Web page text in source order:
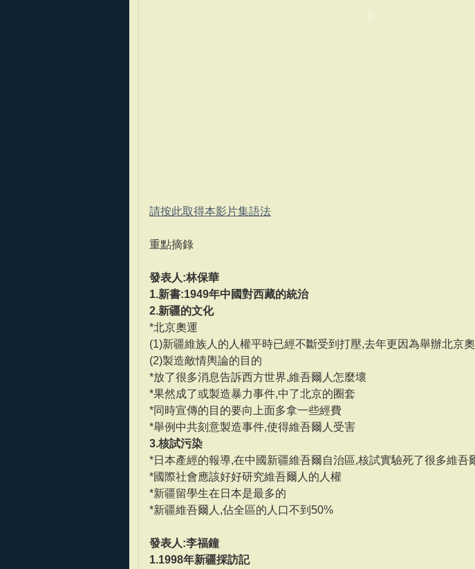
請按此取得本影片集語法
重點摘錄
發表人:林保華
1.新書:1949年中國對西藏的統治
2.新疆的文化
*北京奧運
(1)新疆維族人的人權平時已經不斷受到打壓,去年更因為舉辦北京
(2)製造敵情輿論的目的
*放了很多消息告訴西方世界,維吾爾人怎麼壞
*果然成了或製造暴力事件,中了北京的圈套
*同時宣傳的目的要向上面多拿一些經費
*舉例中共刻意製造事件,使得維吾爾人受害
3.核試污染
*日本產經的報導,在中國新疆維吾爾自治區,核試實驗死了很多維吾
*國際社會應該好好研究維吾爾人的人權
*新疆留學生在日本是最多的
*新疆維吾爾人,佔全區的人口不到50%
發表人:李福鐘
1.1998年新疆採訪記